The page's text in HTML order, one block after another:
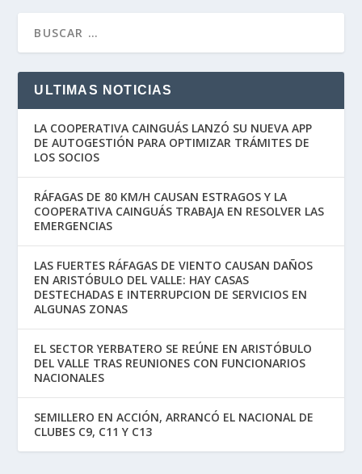
ULTIMAS NOTICIAS
LA COOPERATIVA CAINGUÁS LANZÓ SU NUEVA APP
DE AUTOGESTIÓN PARA OPTIMIZAR TRÁMITES DE
LOS SOCIOS
RÁFAGAS DE 80 KM/H CAUSAN ESTRAGOS Y LA
COOPERATIVA CAINGUÁS TRABAJA EN RESOLVER LAS
EMERGENCIAS
LAS FUERTES RÁFAGAS DE VIENTO CAUSAN DAÑOS
EN ARISTÓBULO DEL VALLE: HAY CASAS
DESTECHADAS E INTERRUPCION DE SERVICIOS EN
ALGUNAS ZONAS
EL SECTOR YERBATERO SE REÚNE EN ARISTÓBULO
DEL VALLE TRAS REUNIONES CON FUNCIONARIOS
NACIONALES
SEMILLERO EN ACCIÓN, ARRANCÓ EL NACIONAL DE
CLUBES C9, C11 Y C13